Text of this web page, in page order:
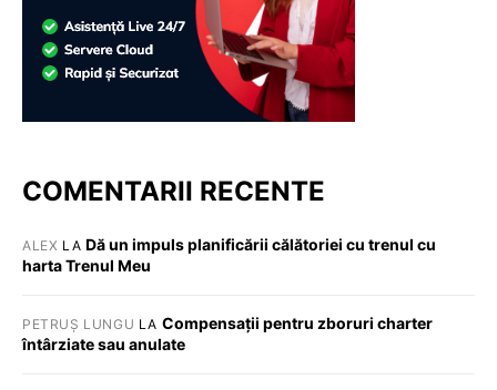
COMENTARII RECENTE
ALEX LA Dă un impuls planificării călătoriei cu trenul cu
harta Trenul Meu
PETRUȘ LUNGU LA Compensații pentru zboruri charter
întârziate sau anulate